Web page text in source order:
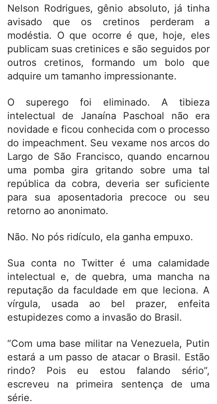
Nelson Rodrigues, gênio absoluto, já tinha
avisado que os cretinos perderam a
modéstia. O que ocorre é que, hoje, eles
publicam suas cretinices e são seguidos por
outros cretinos, formando um bolo que
adquire um tamanho impressionante.
O superego foi eliminado. A tibieza
intelectual de Janaína Paschoal não era
novidade e ficou conhecida com o processo
do impeachment. Seu vexame nos arcos do
Largo de São Francisco, quando encarnou
uma pomba gira gritando sobre uma tal
república da cobra, deveria ser suficiente
para sua aposentadoria precoce ou seu
retorno ao anonimato.
Não. No pós ridículo, ela ganha empuxo.
Sua conta no Twitter é uma calamidade
intelectual e, de quebra, uma mancha na
reputação da faculdade em que leciona. A
vírgula, usada ao bel prazer, enfeita
estupidezes como a invasão do Brasil.
“Com uma base militar na Venezuela, Putin
estará a um passo de atacar o Brasil. Estão
rindo? Pois eu estou falando sério”,
escreveu na primeira sentença de uma
série.